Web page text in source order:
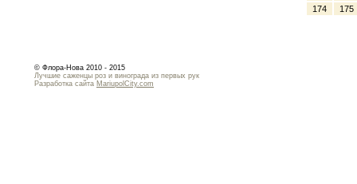
174
175
© Флора-Нова 2010 - 2015
Лучшие саженцы роз и винограда из первых рук
Разработка сайта MariupolCity.com